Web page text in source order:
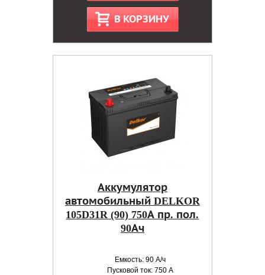
В КОРЗИНУ
Аккумулятор
автомобильный DELKOR
105D31R (90) 750А пр. пол.
90Ач
Емкость: 90 А/ч
Пусковой ток: 750 А